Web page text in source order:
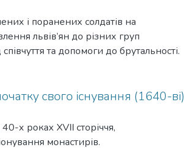
і поранених солдатів на
львів’ян до різних груп
та допомоги до брутальності.
свого існування (1640-ві)
40-х роках XVII сторіччя,
монастирів.